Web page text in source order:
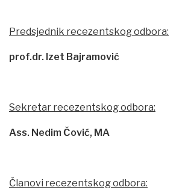
Predsjednik recezentskog odbora:
prof.dr. Izet Bajramović
Sekretar recezentskog odbora:
Ass. Nedim Čović, MA
Članovi recezentskog odbora: